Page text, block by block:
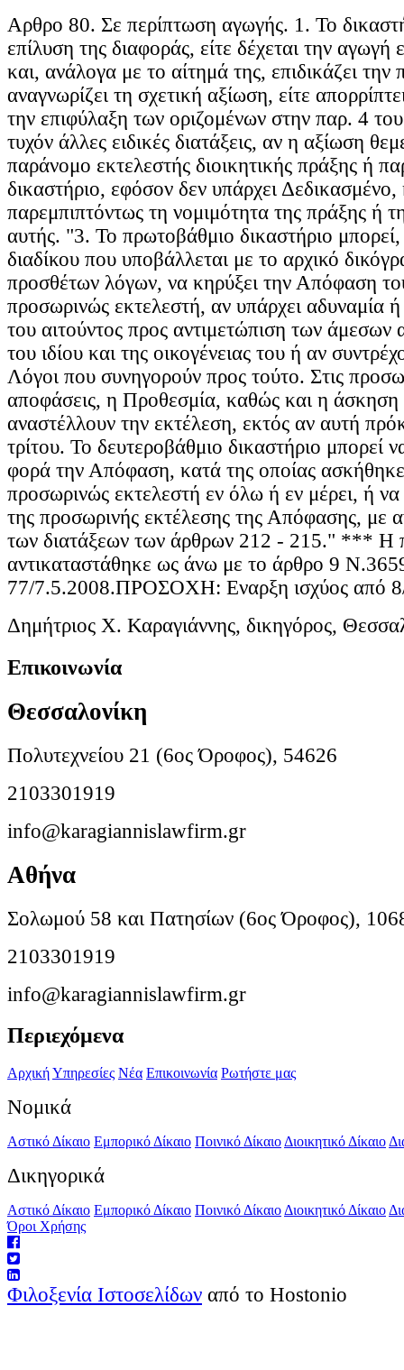
Αρθρο 80. Σε περίπτωση αγωγής. 1. Το
επίλυση της διαφοράς, είτε δέχεται την αγωγή
και, ανάλογα με το αίτημά της, επιδικάζει
αναγνωρίζει τη σχετική αξίωση, είτε
την επιφύλαξη των οριζομένων στην παρ. 4
τυχόν άλλες ειδικές διατάξεις, αν η αξίωση
παράνομο εκτελεστής διοικητικής πράξης ή
δικαστήριο, εφόσον δεν υπάρχει Δεδικασμένο,
παρεμπιπτόντως τη νομιμότητα της πράξης ή
αυτής. "3. Το πρωτοβάθμιο δικαστήριο
διαδίκου που υποβάλλεται με το αρχικό
προσθέτων λόγων, να κηρύξει την Απόφαση
προσωρινώς εκτελεστή, αν υπάρχει αδυναμία ή
του αιτούντος προς αντιμετώπιση των άμεσων
του ιδίου και της οικογένειας του ή αν
Λόγοι που συνηγορούν προς τούτο. Στις
αποφάσεις, η Προθεσμία, καθώς και η άσκηση
αναστέλλουν την εκτέλεση, εκτός αν αυτή
τρίτου. Το δευτεροβάθμιο δικαστήριο μπορεί
φορά την Απόφαση, κατά της οποίας
προσωρινώς εκτελεστή εν όλω ή εν μέρει, ή να
της προσωρινής εκτέλεσης της Απόφασης, με
των διατάξεων των άρθρων 212 - 215." *** Η
αντικαταστάθηκε ως άνω με το άρθρο 9
77/7.5.2008.ΠΡΟΣΟΧΗ: Εναρξη ισχύος από
Δημήτριος Χ. Καραγιάννης, δικηγόρος,
Επικοινωνία
Θεσσαλονίκη
Πολυτεχνείου 21 (6ος Όροφος), 54626
2103301919
info@karagiannislawfirm.gr
Αθήνα
Σολωμού 58 και Πατησίων (6ος Όροφος),
2103301919
info@karagiannislawfirm.gr
Περιεχόμενα
ΑρχικήΥπηρεσίες Νέα Επικοινωνία Ρωτήστε μας
Νομικά
Αστικό Δίκαιο Εμπορικό Δίκαιο Ποινικό Δίκαιο Διοικητικό Δίκαιο
Δικηγορικά
Αστικό Δίκαιο Εμπορικό Δίκαιο Ποινικό Δίκαιο Διοικητικό Δίκαιο
Όροι Χρήσης
Φιλοξενία Ιστοσελίδων από το Hostonio